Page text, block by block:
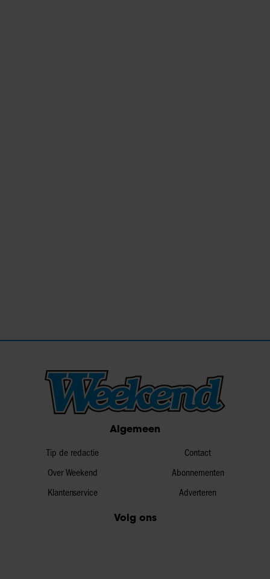
Algemeen
Tip de redactie
Over Weekend
Klantenservice
Contact
Abonnementen
Adverteren
Volg ons